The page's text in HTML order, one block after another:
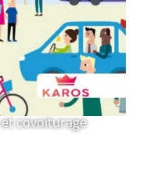
covoiturage